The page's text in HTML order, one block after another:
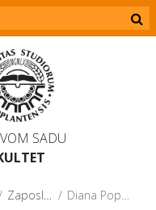
SADU
Zaposleni Diana Popović